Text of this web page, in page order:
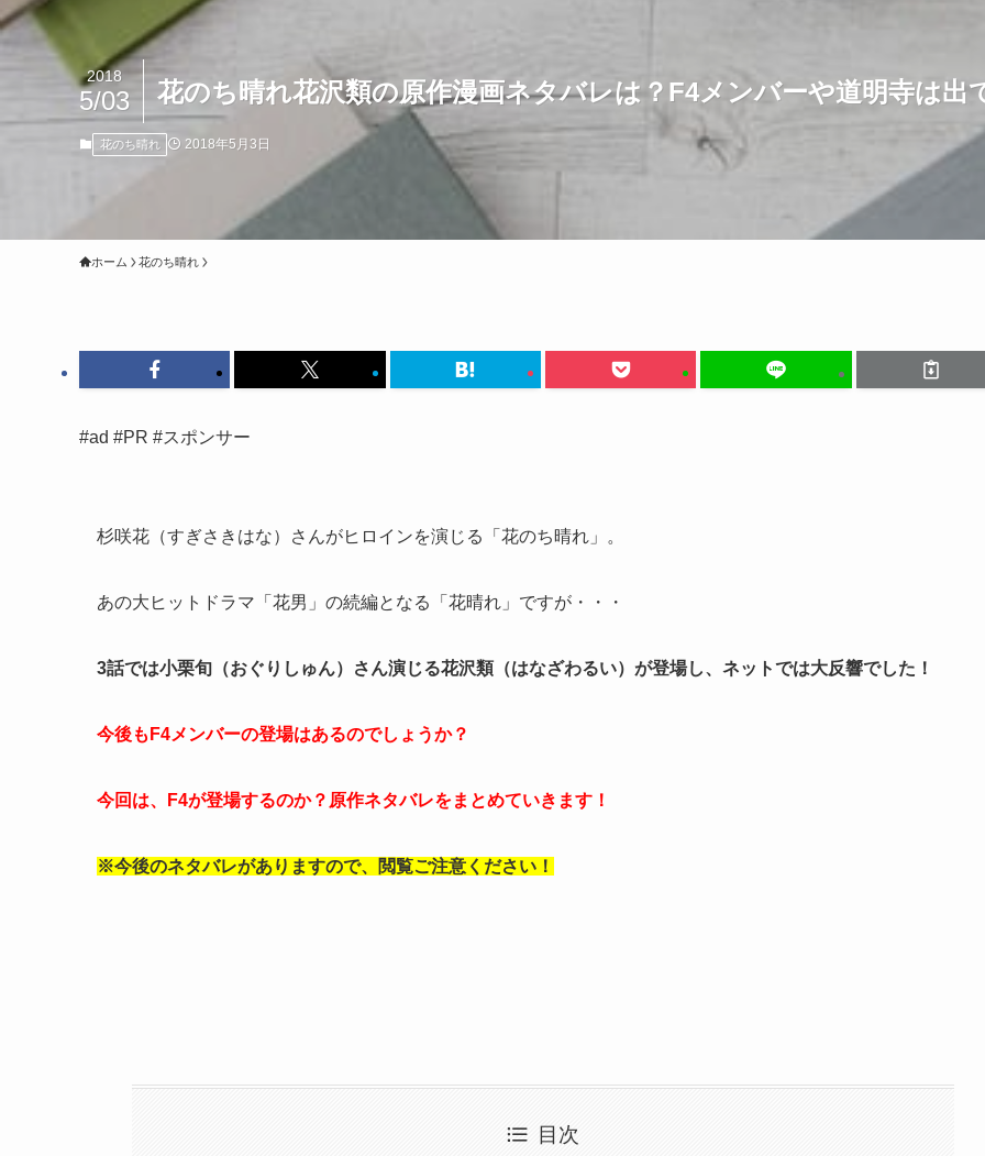
花のち晴れ花沢類の原作漫画ネタバレは？F4メンバーや道明寺は出
2018
5/03
花のち晴れ 2018年5月3日
ホーム 花のち晴れ
#ad #PR #スポンサー
杉咲花（すぎさきはな）さんがヒロインを演じる「花のち晴れ」。
あの大ヒットドラマ「花男」の続編となる「花晴れ」ですが・・・
3話では小栗旬（おぐりしゅん）さん演じる花沢類（はなざわるい）が登場し、ネットでは大反響でした！
今後もF4メンバーの登場はあるのでしょうか？
今回は、F4が登場するのか？原作ネタバレをまとめていきます！
※今後のネタバレがありますので、閲覧ご注意ください！
目次